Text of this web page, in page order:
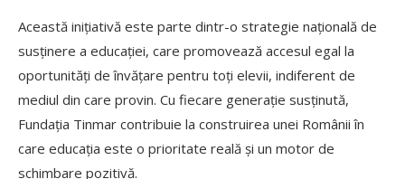
Această inițiativă este parte dintr-o strategie națională de
susținere a educației, care promovează accesul egal la
oportunități de învățare pentru toți elevii, indiferent de
mediul din care provin. Cu fiecare generație susținută,
Fundația Tinmar contribuie la construirea unei Românii în
care educația este o prioritate reală și un motor de
schimbare pozitivă.